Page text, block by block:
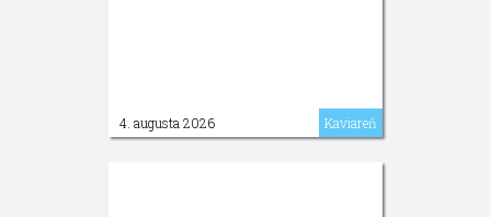
4. augusta 2026 Kaviareň